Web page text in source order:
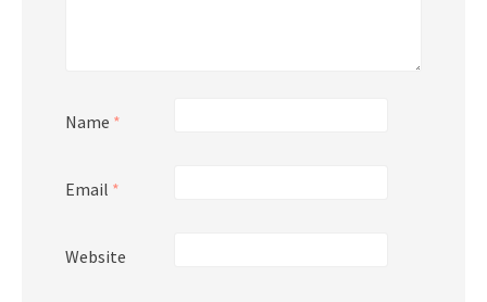
Name *
Email *
Website